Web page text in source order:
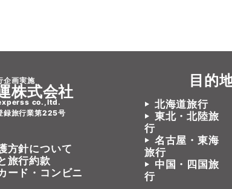
企画実施
株式会社
co.,ltd.
録旅行業第225号
方針について
旅行約款
ード・コンビニ
目的
北海道旅行
東北・北陸旅
行
名古屋・東海
旅行
中国・四国旅
行